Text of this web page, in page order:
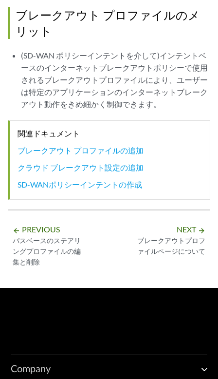
ブレークアウト プロファイルのメ
リット
(SD-WAN ポリシーインテントを介して)インテントベ
ースのインターネットブレークアウトポリシーで使用
されるブレークアウトプロファイルにより、ユーザー
は特定のアプリケーションのインターネットブレーク
アウト動作をきめ細かく制御できます。
関連ドキュメント
ブレークアウト プロファイルの追加
クラウド ブレークアウト設定の追加
SD-WANポリシーインテントの作成
arrow_backward PREVIOUS
パスベースのステアリ
ングプロファイルの編
集と削除
NEXT arrow_forward
ブレークアウトプロフ
ァイルページについて
Company